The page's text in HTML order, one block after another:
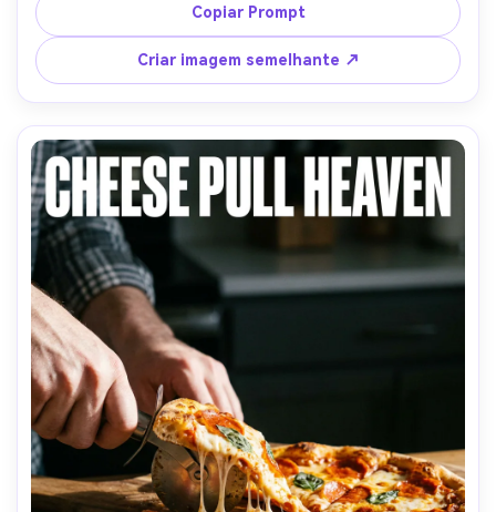
aparência de impressão de alta resolução, descida de
sombra sutil, borda limpa para enquadramento-AR 4:5
Copiar Prompt
Criar imagem semelhante ↗